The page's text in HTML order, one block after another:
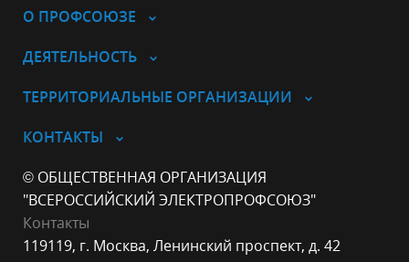
О ПРОФСОЮЗЕ
ДЕЯТЕЛЬНОСТЬ
ТЕРРИТОРИАЛЬНЫЕ ОРГАНИЗАЦИИ
КОНТАКТЫ
© ОБЩЕСТВЕННАЯ ОРГАНИЗАЦИЯ
"ВСЕРОССИЙСКИЙ ЭЛЕКТРОПРОФСОЮЗ"
Контакты
119119, г. Москва, Ленинский проспект, д. 42